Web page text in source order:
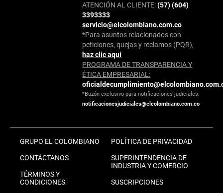
ATENCIÓN AL CLIENTE:(57) (604)
3393333
servicio@elcolombiano.com.co
*Para asuntos relacionados con
peticiones, quejas y reclamos (PQR),
haz clic aquí
PROGRAMA DE TRANSPARENCIA Y
ÉTICA EMPRESARIAL:
*Buzón exclusivo para notificaciones judiciales:
notificacionesjudiciales@elcolombiano.com.co
GRUPO EL COLOMBIANO
CONTÁCTANOS
TÉRMINOS Y
CONDICIONES
POLÍTICA DE PRIVACIDAD
SUPERINTENDENCIA DE
INDUSTRIA Y COMERCIO
SUSCRIPCIONES